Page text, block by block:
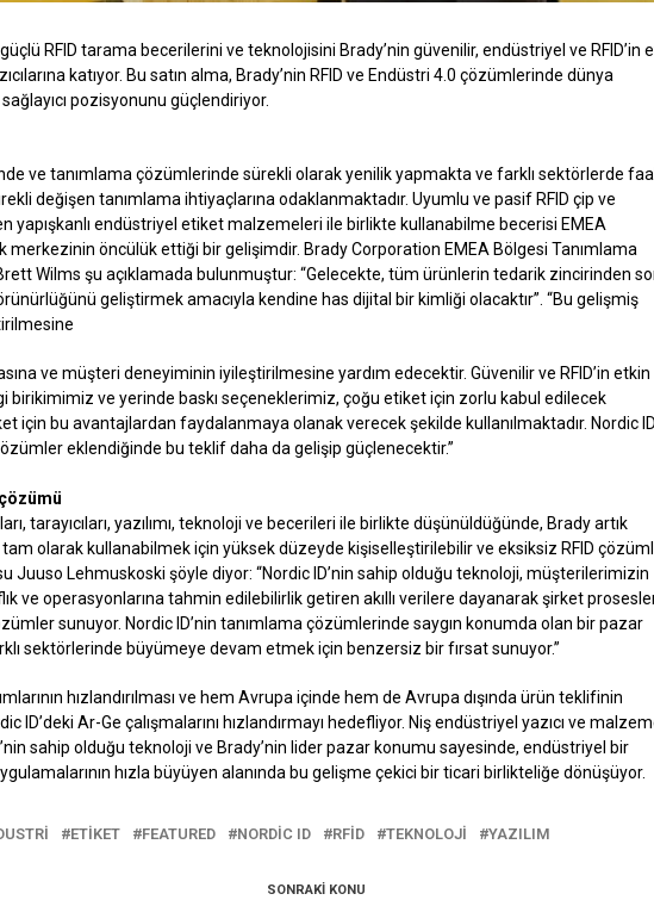
güçlü RFID tarama becerilerini ve teknolojisini Brady’nin güvenilir, endüstriyel ve RFID’in
katıyor. Bu satın alma, Brady’nin RFID ve Endüstri 4.0 çözümlerinde dünya
pozisyonunu güçlendiriyor.
ve tanımlama çözümlerinde sürekli olarak yenilik yapmakta ve farklı sektörlerde
değişen tanımlama ihtiyaçlarına odaklanmaktadır. Uyumlu ve pasif RFID çip ve
yapışkanlı endüstriyel etiket malzemeleri ile birlikte kullanabilme becerisi EMEA
merkezinin öncülük ettiği bir gelişimdir. Brady Corporation EMEA Bölgesi Tanımlama
Wilms şu açıklamada bulunmuştur: “Gelecekte, tüm ürünlerin tedarik zincirinden
geliştirmek amacıyla kendine has dijital bir kimliği olacaktır”. “Bu gelişmiş
ve müşteri deneyiminin iyileştirilmesine yardım edecektir. Güvenilir ve RFID’in etkin
birikimimiz ve yerinde baskı seçeneklerimiz, çoğu etiket için zorlu kabul edilecek
için bu avantajlardan faydalanmaya olanak verecek şekilde kullanılmaktadır. Nordic
eklendiğinde bu teklif daha da gelişip güçlenecektir.”
tarayıcıları, yazılımı, teknoloji ve becerileri ile birlikte düşünüldüğünde, Brady artık
tam olarak kullanabilmek için yüksek düzeyde kişiselleştirilebilir ve eksiksiz RFID
Juuso Lehmuskoski şöyle diyor: “Nordic ID’nin sahip olduğu teknoloji, müşterilerimizin
ve operasyonlarına tahmin edilebilirlik getiren akıllı verilere dayanarak şirket
sunuyor. Nordic ID’nin tanımlama çözümlerinde saygın konumda olan bir pazar
sektörlerinde büyümeye devam etmek için benzersiz bir fırsat sunuyor.”
hızlandırılması ve hem Avrupa içinde hem de Avrupa dışında ürün teklifinin
ID’deki Ar-Ge çalışmalarını hızlandırmayı hedefliyor. Niş endüstriyel yazıcı ve
sahip olduğu teknoloji ve Brady’nin lider pazar konumu sayesinde, endüstriyel bir
hızla büyüyen alanında bu gelişme çekici bir ticari birlikteliğe dönüşüyor.
ETIKET FEATURED NORDIC ID RFID TEKNOLOJI YAZILIM
SONRAKI KONU